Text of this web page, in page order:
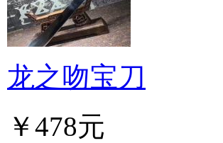
龙之吻宝刀
￥478元